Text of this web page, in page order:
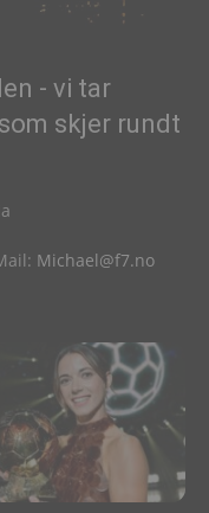
- vi tar
skjer rundt
Michael@f7.no